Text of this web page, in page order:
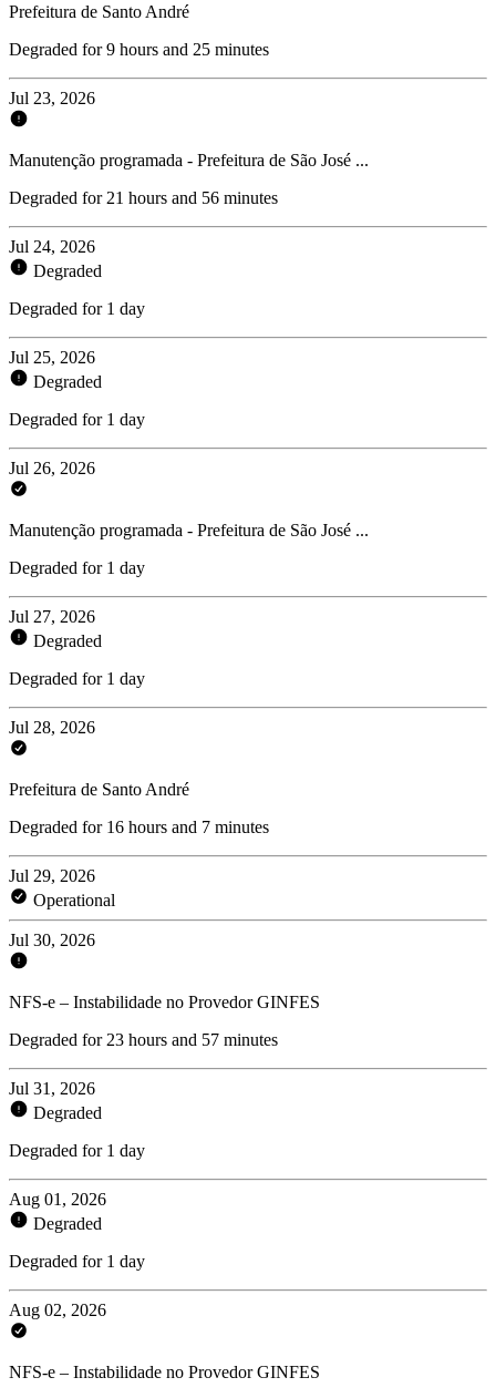
Prefeitura de Santo André
Degraded for 9 hours and 25 minutes
Jul 23, 2026
Manutenção programada - Prefeitura de São José ...
Degraded for 21 hours and 56 minutes
Jul 24, 2026
Degraded
Degraded for 1 day
Jul 25, 2026
Degraded
Degraded for 1 day
Jul 26, 2026
Manutenção programada - Prefeitura de São José ...
Degraded for 1 day
Jul 27, 2026
Degraded
Degraded for 1 day
Jul 28, 2026
Prefeitura de Santo André
Degraded for 16 hours and 7 minutes
Jul 29, 2026
Operational
Jul 30, 2026
NFS-e – Instabilidade no Provedor GINFES
Degraded for 23 hours and 57 minutes
Jul 31, 2026
Degraded
Degraded for 1 day
Aug 01, 2026
Degraded
Degraded for 1 day
Aug 02, 2026
NFS-e – Instabilidade no Provedor GINFES